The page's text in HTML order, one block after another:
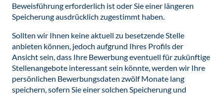
Beweisführung erforderlich ist oder Sie einer längeren
Speicherung ausdrücklich zugestimmt haben.
Sollten wir Ihnen keine aktuell zu besetzende Stelle
anbieten können, jedoch aufgrund Ihres Profils der
Ansicht sein, dass Ihre Bewerbung eventuell für zukünftige
Stellenangebote interessant sein könnte, werden wir Ihre
persönlichen Bewerbungsdaten zwölf Monate lang
speichern, sofern Sie einer solchen Speicherung und